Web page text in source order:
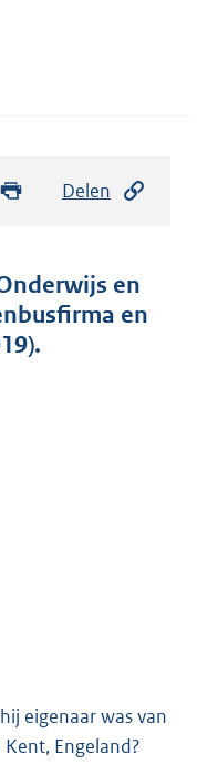
Delen
en
en
eigenaar was van
Engeland?